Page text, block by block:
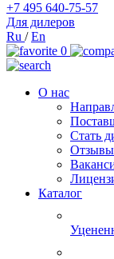
+7 495 640-75-57
Для дилеров
Ru /En
0
О нас
Стать
Отзывы
Каталог